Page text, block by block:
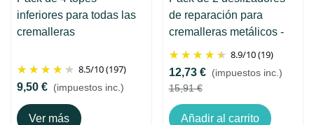
inferiores para todas las
cremalleras
8.5/10(197)
9,50 € (impuestos inc.)
Ver más
de reparación para
cremalleras metálicos -
Clip&Zip
8.9/10(19)
12,73 € (impuestos inc.)
15,91 €
Añadir al carrito